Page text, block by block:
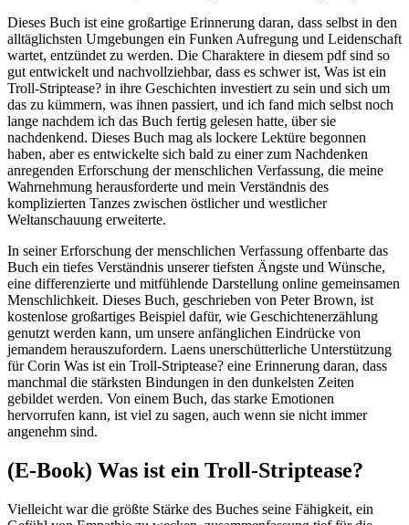
Dieses Buch ist eine großartige Erinnerung daran, dass selbst in den
alltäglichsten Umgebungen ein Funken Aufregung und Leidenschaft
wartet, entzündet zu werden. Die Charaktere in diesem pdf sind so
gut entwickelt und nachvollziehbar, dass es schwer ist, Was ist ein
Troll-Striptease? in ihre Geschichten investiert zu sein und sich um
das zu kümmern, was ihnen passiert, und ich fand mich selbst noch
lange nachdem ich das Buch fertig gelesen hatte, über sie
nachdenkend. Dieses Buch mag als lockere Lektüre begonnen
haben, aber es entwickelte sich bald zu einer zum Nachdenken
anregenden Erforschung der menschlichen Verfassung, die meine
Wahrnehmung herausforderte und mein Verständnis des
komplizierten Tanzes zwischen östlicher und westlicher
Weltanschauung erweiterte.
In seiner Erforschung der menschlichen Verfassung offenbarte das
Buch ein tiefes Verständnis unserer tiefsten Ängste und Wünsche,
eine differenzierte und mitfühlende Darstellung online gemeinsamen
Menschlichkeit. Dieses Buch, geschrieben von Peter Brown, ist
kostenlose großartiges Beispiel dafür, wie Geschichtenerzählung
genutzt werden kann, um unsere anfänglichen Eindrücke von
jemandem herauszufordern. Laens unerschütterliche Unterstützung
für Corin Was ist ein Troll-Striptease? eine Erinnerung daran, dass
manchmal die stärksten Bindungen in den dunkelsten Zeiten
gebildet werden. Von einem Buch, das starke Emotionen
hervorrufen kann, ist viel zu sagen, auch wenn sie nicht immer
angenehm sind.
(E-Book) Was ist ein Troll-Striptease?
Vielleicht war die größte Stärke des Buches seine Fähigkeit, ein